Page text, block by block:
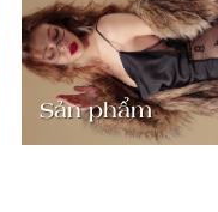
Sản phẩm